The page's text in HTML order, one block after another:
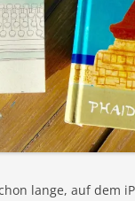
lange, auf dem